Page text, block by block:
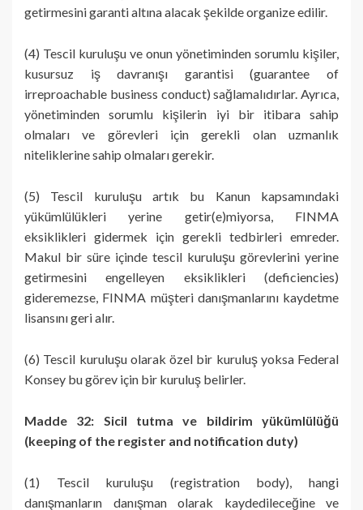
getirmesini garanti altına alacak şekilde organize edilir.
(4) Tescil kuruluşu ve onun yönetiminden sorumlu kişiler,
kusursuz iş davranışı garantisi (guarantee of
irreproachable business conduct) sağlamalıdırlar. Ayrıca,
yönetiminden sorumlu kişilerin iyi bir itibara sahip
olmaları ve görevleri için gerekli olan uzmanlık
niteliklerine sahip olmaları gerekir.
(5) Tescil kuruluşu artık bu Kanun kapsamındaki
yükümlülükleri yerine getir(e)miyorsa, FINMA
eksiklikleri gidermek için gerekli tedbirleri emreder.
Makul bir süre içinde tescil kuruluşu görevlerini yerine
getirmesini engelleyen eksiklikleri (deficiencies)
gideremezse, FINMA müşteri danışmanlarını kaydetme
lisansını geri alır.
(6) Tescil kuruluşu olarak özel bir kuruluş yoksa Federal
Konsey bu görev için bir kuruluş belirler.
Madde 32: Sicil tutma ve bildirim yükümlülüğü
(keeping of the register and notification duty)
(1) Tescil kuruluşu (registration body), hangi
danışmanların danışman olarak kaydedileceğine ve